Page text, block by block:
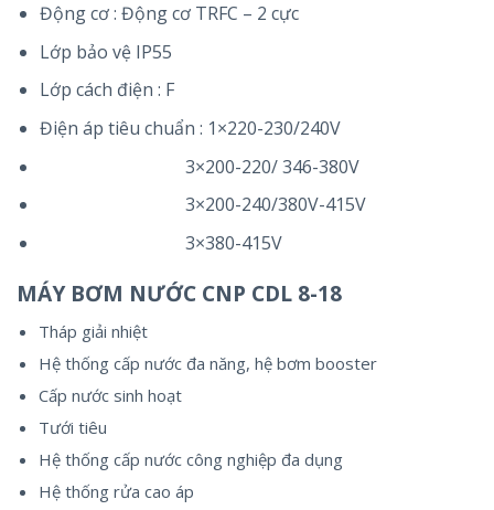
Động cơ : Động cơ TRFC – 2 cực
Lớp bảo vệ IP55
Lớp cách điện : F
Điện áp tiêu chuẩn : 1×220-230/240V
3×200-220/ 346-380V
3×200-240/380V-415V
3×380-415V
MÁY BƠM NƯỚC CNP CDL 8-18
Tháp giải nhiệt
Hệ thống cấp nước đa năng, hệ bơm booster
Cấp nước sinh hoạt
Tưới tiêu
Hệ thống cấp nước công nghiệp đa dụng
Hệ thống rửa cao áp